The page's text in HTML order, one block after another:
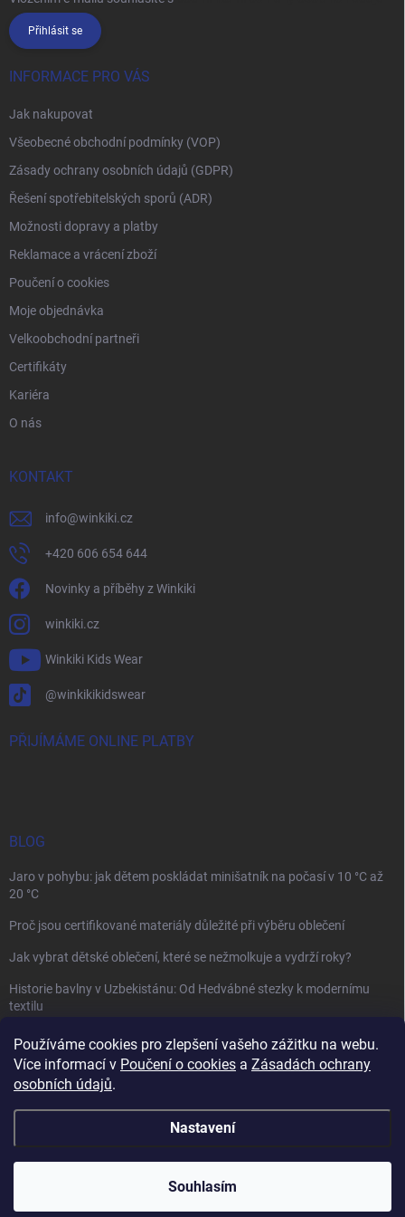
Používáme cookies pro zlepšení vašeho zážitku na webu.
Více informací v Poučení o cookies a Zásadách ochrany
osobních údajů.
Nastavení
Souhlasím
Přihlásit se
INFORMACE PRO VÁS
Jak nakupovat
Všeobecné obchodní podmínky (VOP)
Zásady ochrany osobních údajů (GDPR)
Řešení spotřebitelských sporů (ADR)
Možnosti dopravy a platby
Reklamace a vrácení zboží
Poučení o cookies
Moje objednávka
Velkoobchodní partneři
Certifikáty
Kariéra
O nás
KONTAKT
info@winkiki.cz
+420 606 654 644
Novinky a příběhy z Winkiki
winkiki.cz
Winkiki Kids Wear
@winkikikidswear
PŘIJÍMÁME ONLINE PLATBY
BLOG
Jaro v pohybu: jak dětem poskládat minišatník na počasí v 10 °C až
20 °C
Proč jsou certifikované materiály důležité při výběru oblečení
Jak vybrat dětské oblečení, které se nežmolkuje a vydrží roky?
Historie bavlny v Uzbekistánu: Od Hedvábné stezky k modernímu
textilu
Mamazone |
Copyright 2026Winkiki. Všechna práva vyhrazena.Upravit nastavení
cookies